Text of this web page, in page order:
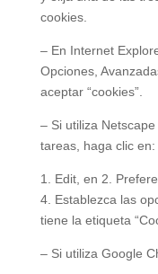
cookies.
– En Internet
Opciones,
aceptar “cookies”.
– Si utiliza
tareas, haga clic en:
1. Edit, en 2.
4. Establezca las
tiene la etiqueta
– Si utiliza Google